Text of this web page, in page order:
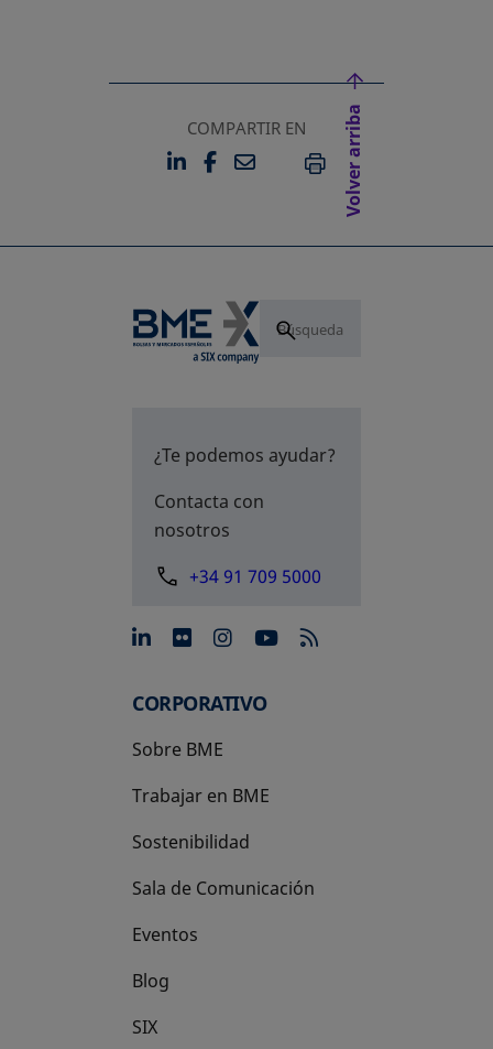
COMPARTIR EN
LINKEDIN
SE ABRE EN UNA PESTAÑA
FACEBOOK
SE ABRE EN UNA
EMAILIMPRIMIR
Volver arriba
¿Te podemos ayudar?
Contacta con
nosotros
+34 91 709 5000
se abre en una pestaña
se abre en una pestaña
se abre en una
se abre en una
CORPORATIVO
Sobre BME
Trabajar en BME
Sostenibilidad
Sala de Comunicación
Eventos
Blog
SIX
se abre en una pestaña nueva